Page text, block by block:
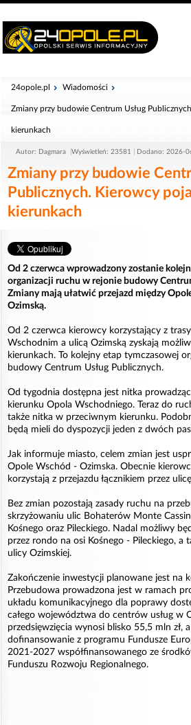
24opole.pl Wiadomości
Zmiany przy budowie Centrum Usług
kierunkach
Autor: Dagmara Wyświetleń: 23581 Dodano: 2026-
Zmiany przy budowie
Publicznych. Kierowcy
kierunkach
Od 2 czerwca wprowadzony zostanie
organizacji ruchu w rejonie budowy
Zmiany mają ułatwić przejazd między
Ozimską.
Od 2 czerwca kierowcy korzystający z
Wschodnim a ulicą Ozimską zyskają
kierunkach. To kolejny etap tymczasowej
budowy Centrum Usług Publicznych.
Od tygodnia dostępna jest nitka
kierunku Opola Wschodniego. Teraz do
także nitka w przeciwnym kierunku.
będą mieli do dyspozycji jeden z dwóch
Jak informuje miasto, celem zmian jest
Opole Wschód - Ozimska. Obecnie
korzystają z przejazdu łącznikiem przez
Bez zmian pozostają zasady ruchu na
skrzyżowaniu ulic Bohaterów Monte
Kośnego oraz Pileckiego. Nadal możliwy
przez rondo na osi Kośnego - Pileckiego, a
ulicy Ozimskiej.
Zakończenie inwestycji planowane jest na
Przebudowa prowadzona jest w ramach
układu komunikacyjnego dla poprawy
całego województwa do centrów usług w
przedsięwzięcia wynosi blisko 55,5 mln zł,
dofinansowanie z programu Fundusze
2021-2027 współfinansowanego ze
Funduszu Rozwoju Regionalnego.